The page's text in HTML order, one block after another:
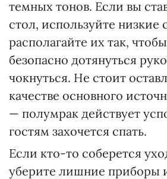
темных тонов. Если вы
стол, используйте низкие
располагайте их так,
безопасно дотянуться
чокнуться. Не стоит
качестве основного
— полумрак действует
гостям захочется спать.
Если кто-то соберется
уберите лишние приборы